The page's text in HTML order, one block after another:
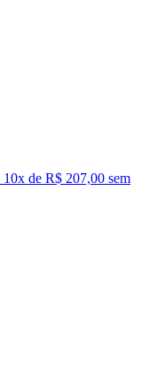
10x de R$ 207,00 sem